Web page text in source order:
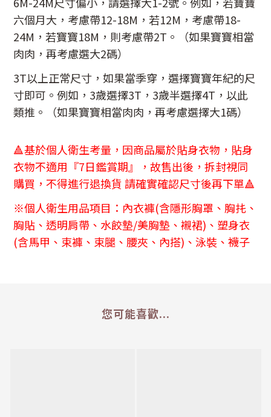
六個月大，考慮帶12-18M ，若12M ，考慮帶18-
24M ，若寶寶18M ，則考慮帶2T 。
（如果寶寶相當
肉肉，再考慮選大2碼）
3T以上正常尺寸，如果當季穿，選擇寶寶年紀的尺
寸即可。例如， 3歲選擇3T ， 3歲半選擇4T ，以此
類推。
（如果寶寶相當肉肉，再考慮選擇大1碼）
🔺基於個人衛生考量，因商品屬於貼身衣物，貼身
衣物不適用『7日鑑賞期』，故售出後，拆封視同
購買，不得進行退換貨 請確實確認尺寸後再下單🔺
※個人衛生用品項目：內衣褲(含隱形胸罩、胸扥、
胸貼、透明肩帶、水餃墊/美胸墊、襯裙)、塑身衣
(含馬甲、束褲、束腿、腰夾、內搭)、泳裝、襪子
您可能喜歡...